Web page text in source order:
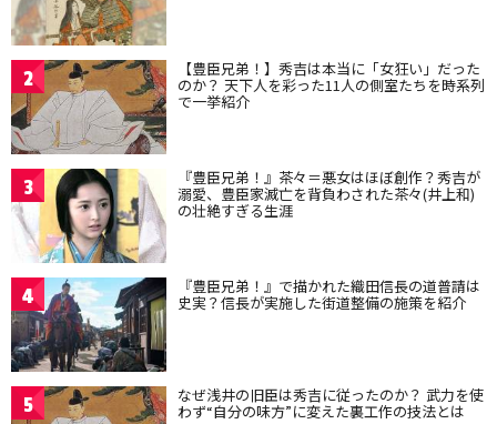
2 【豊臣兄弟！】秀吉は本当に「女狂い」だった
のか？ 天下人を彩った11人の側室たちを時系列
で一挙紹介
3 『豊臣兄弟！』茶々＝悪女はほぼ創作？秀吉が
溺愛、豊臣家滅亡を背負わされた茶々(井上和)
の壮絶すぎる生涯
4 『豊臣兄弟！』で描かれた織田信長の道普請は
史実？信長が実施した街道整備の施策を紹介
5 なぜ浅井の旧臣は秀吉に従ったのか？ 武力を使
わず“自分の味方”に変えた裏工作の技法とは